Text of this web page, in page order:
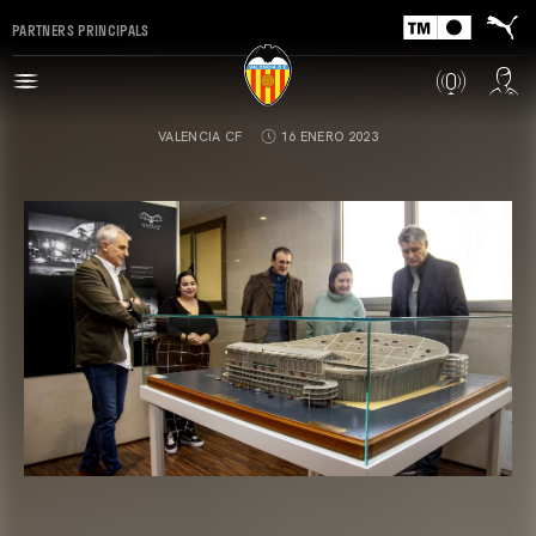
PARTNERS PRINCIPALS
VALENCIA CF 16 ENERO 2023